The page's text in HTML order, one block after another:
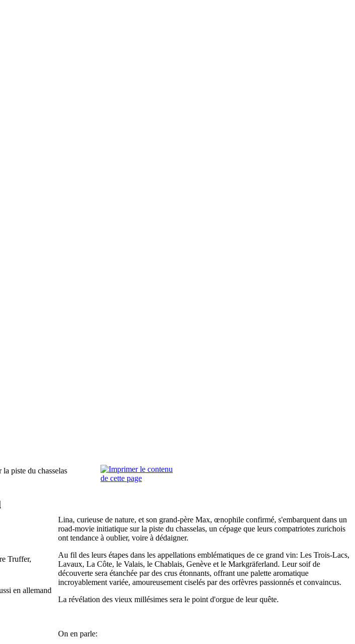
la piste du chasselas
Truffer,
en allemand
Lina, curieuse de nature, et son grand-père Max, œnophile confirmé, s'embarquent dans un
road-movie initiatique sur la piste du chasselas, un cépage que leurs compatriotes zurichois
ont tendance à oublier, voire à dédaigner.
Au fil des leurs étapes dans les appellations emblématiques de ce grand vin: Les Trois-Lacs,
Lavaux, La Côte, le Valais, le Chablais, Genève et le Markgräferland. Leur soif de
découverte sera étanchée par des crus étonnants, offrant une palette aromatique
incroyablement variée, amoureusement ciselés par des orfèvres passionnés et convaincus.
La révélation des vieux millésimes sera le point d'orgue de leur quête.
On en parle: